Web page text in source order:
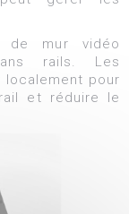
de mur vidéo
rails. Les
localement pour
et réduire le